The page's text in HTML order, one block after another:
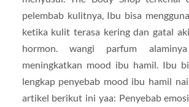
pelembab kulitnya, Ibu bisa
ketika kulit terasa kering dan gatal
hormon. wangi parfum
meningkatkan mood ibu hamil. Ibu
lengkap penyebab mood ibu hamil
artikel berikut ini yaa: Penyebab